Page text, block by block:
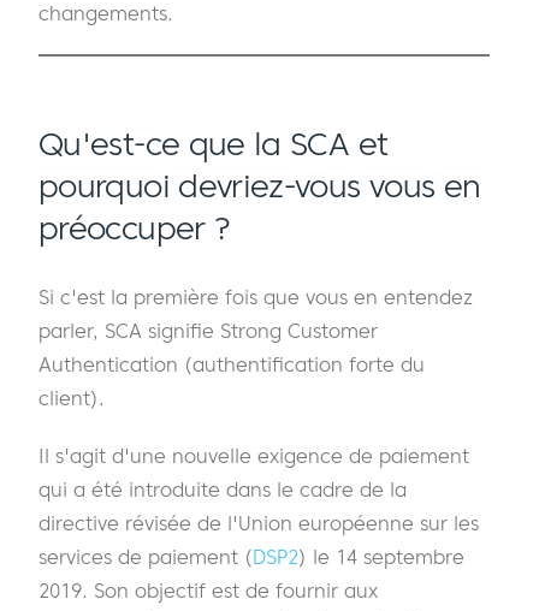
changements.
Qu'est-ce que la SCA et
pourquoi devriez-vous vous en
préoccuper ?
Si c'est la première fois que vous en entendez
parler, SCA signifie Strong Customer
Authentication (authentification forte du
client).
Il s'agit d'une nouvelle exigence de paiement
qui a été introduite dans le cadre de la
directive révisée de l'Union européenne sur les
services de paiement (DSP2) le 14 septembre
2019. Son objectif est de fournir aux